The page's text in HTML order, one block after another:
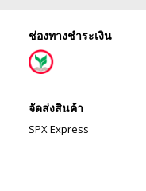
ช่องทางชำระเงิน
จัดส่งสินค้า
SPX Express